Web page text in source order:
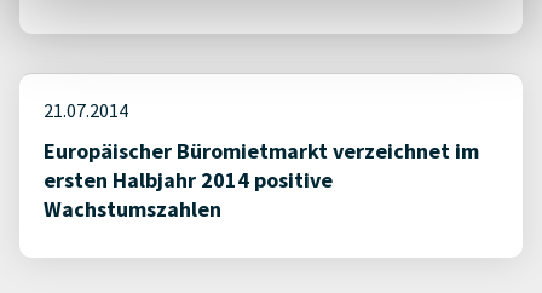
21.07.2014
Europäischer Büromietmarkt verzeichnet im
ersten Halbjahr 2014 positive
Wachstumszahlen